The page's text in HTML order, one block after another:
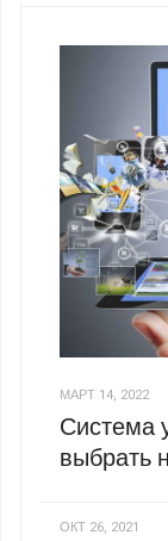
МАРТ 14, 2022
Система
выбрать
ОКТ 26, 2021